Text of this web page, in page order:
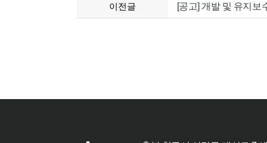
이전글 [공고] 개발 및 유지보